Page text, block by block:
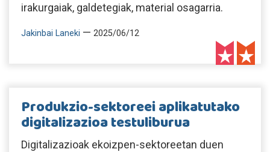
irakurgaiak, galdetegiak, material osagarria.
Jakinbai Laneki — 2025/06/12
Produkzio-sektoreei aplikatutako
digitalizazioa testuliburua
Digitalizazioak ekoizpen-sektoreetan duen